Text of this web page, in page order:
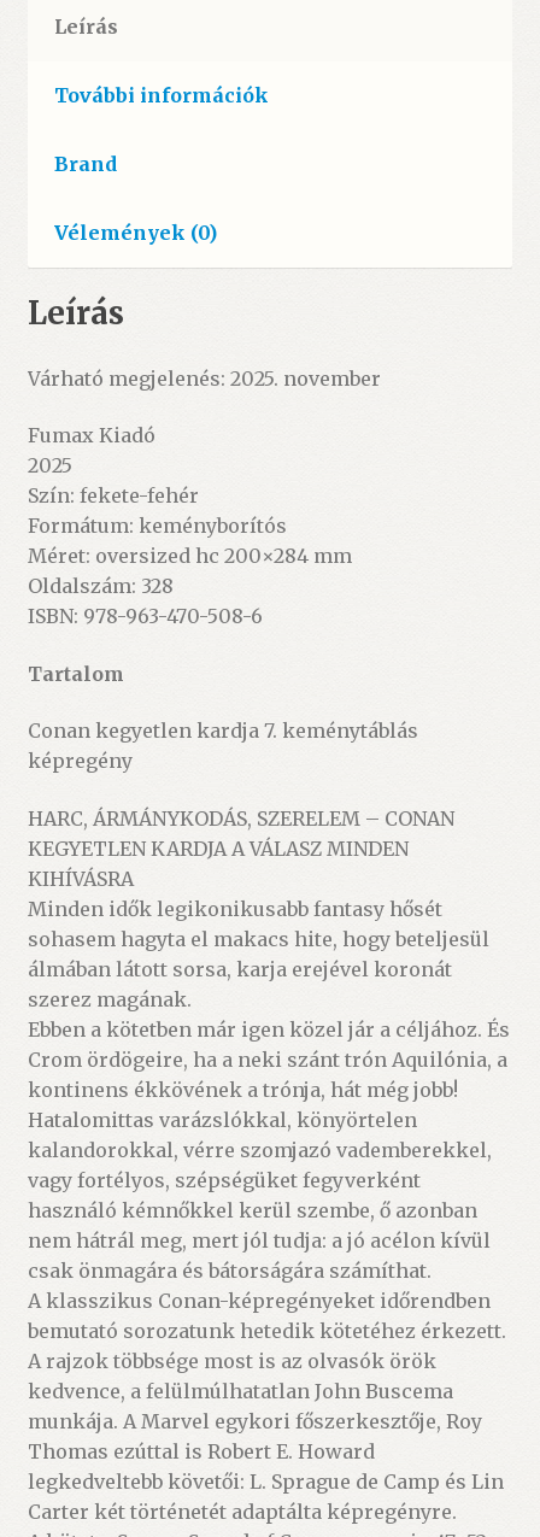
Leírás
További információk
Brand
Vélemények (0)
Leírás
Várható megjelenés: 2025. november
Fumax Kiadó
2025
Szín: fekete-fehér
Formátum: keményborítós
Méret: oversized hc 200×284 mm
Oldalszám: 328
ISBN: 978-963-470-508-6
Tartalom
Conan kegyetlen kardja 7. keménytáblás
képregény
HARC, ÁRMÁNYKODÁS, SZERELEM – CONAN
KEGYETLEN KARDJA A VÁLASZ MINDEN
KIHÍVÁSRA
Minden idők legikonikusabb fantasy hősét
sohasem hagyta el makacs hite, hogy beteljesül
álmában látott sorsa, karja erejével koronát
szerez magának.
Ebben a kötetben már igen közel jár a céljához. És
Crom ördögeire, ha a neki szánt trón Aquilónia, a
kontinens ékkövének a trónja, hát még jobb!
Hatalomittas varázslókkal, könyörtelen
kalandorokkal, vérre szomjazó vademberekkel,
vagy fortélyos, szépségüket fegyverként
használó kémnőkkel kerül szembe, ő azonban
nem hátrál meg, mert jól tudja: a jó acélon kívül
csak önmagára és bátorságára számíthat.
A klasszikus Conan-képregényeket időrendben
bemutató sorozatunk hetedik kötetéhez érkezett.
A rajzok többsége most is az olvasók örök
kedvence, a felülmúlhatatlan John Buscema
munkája. A Marvel egykori főszerkesztője, Roy
Thomas ezúttal is Robert E. Howard
legkedveltebb követői: L. Sprague de Camp és Lin
Carter két történetét adaptálta képregényre.